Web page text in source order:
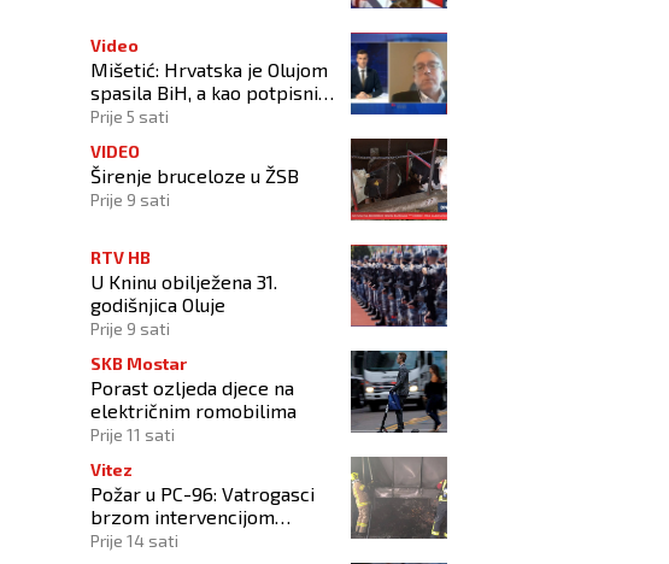
Video
Mišetić: Hrvatska je Olujom
spasila BiH, a kao potpisnica
Daytona ima puno pravo
Prije 5 sati
VIDEO
Širenje bruceloze u ŽSB
Prije 9 sati
RTV HB
U Kninu obilježena 31.
godišnjica Oluje
Prije 9 sati
SKB Mostar
Porast ozljeda djece na
električnim romobilima
Prije 11 sati
Vitez
Požar u PC-96: Vatrogasci
brzom intervencijom
spriječili širenje vatre na
Prije 14 sati